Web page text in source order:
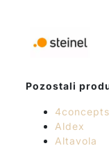
Pozostali
4concepts
Aldex
Altavola